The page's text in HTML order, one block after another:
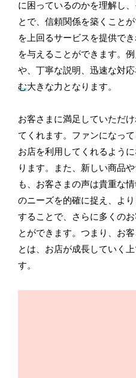
に困っているのかを理解し
とで、信頼関係を築くこと
を上回るサービスを提供で
を与えることができます。
や、丁寧な説明、迅速な対
む大きな力となります。
お客さまに満足していただ
てくれます。ファンになっ
お店を利用してくれるよう
ります。また、新しい商品
も、お客さまの声は貴重な
のニーズを的確に捉え、よ
することで、さらに多くの
とができます。つまり、お
とは、お店が成長していく
す。